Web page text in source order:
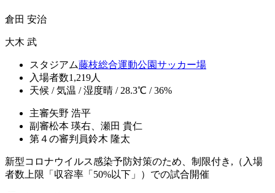
倉田 安治
大木 武
スタジアム藤枝総合運動公園サッカー場
入場者数1,219人
天候 / 気温 / 湿度晴 / 28.3℃ / 36%
主審矢野 浩平
副審松本 瑛右、瀬田 貴仁
第４の審判員鈴木 隆太
新型コロナウイルス感染予防対策のため、制限付き,（入場
者数上限「収容率「50%以下」）での試合開催